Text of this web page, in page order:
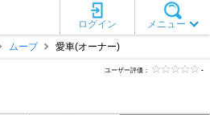
メニュー
ログイン
ムーブ 愛車(オーナー)
ユーザー評価： -